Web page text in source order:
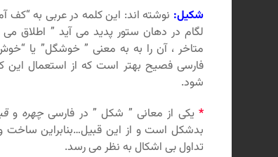
شکیل: نوشته اند: این کلمه در عربی به “کف
لگام در دهان ستور پدید می آید ” اطلاق می
متاخر ، آن را به به معنی ” خوشگل” یا
فارسی فصیح بهتر است که از استعمال این
شود.
*یکی از معانی ” شکل ” در فارسی چهره و
بدشکل است و از این قبیل…بنابراین ساخت
تداول بی اشکال به نظر می رسد.